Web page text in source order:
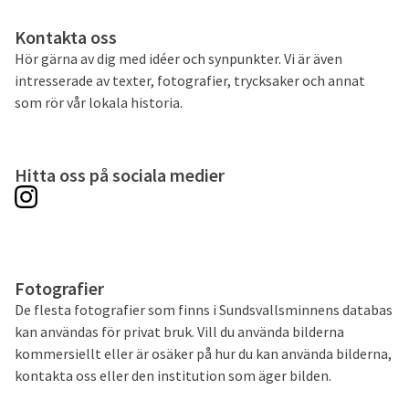
Kontakta oss
Hör gärna av dig med idéer och synpunkter. Vi är även
intresserade av texter, fotografier, trycksaker och annat
som rör vår lokala historia.
Hitta oss på sociala medier
Fotografier
De flesta fotografier som finns i Sundsvallsminnens databas
kan användas för privat bruk. Vill du använda bilderna
kommersiellt eller är osäker på hur du kan använda bilderna,
kontakta oss eller den institution som äger bilden.